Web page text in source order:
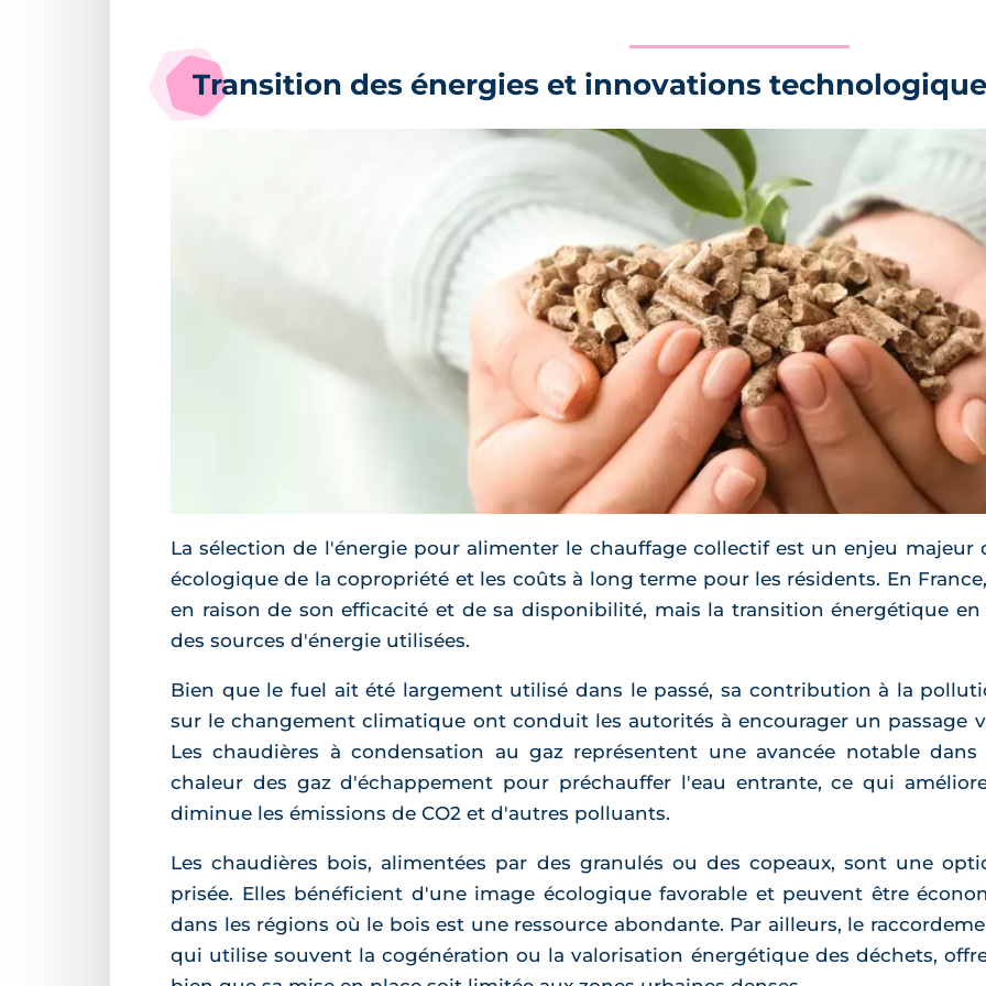
Transition des énergies et innovations
La sélection de l'énergie pour alimenter le chauffage collectif est un enjeu
écologique de la copropriété et les coûts à long terme pour les résidents. En
en raison de son efficacité et de sa disponibilité, mais la transition énergétique
des sources d'énergie utilisées.
Bien que le fuel ait été largement utilisé dans le passé, sa contribution à la
sur le changement climatique ont conduit les autorités à encourager un passage
Les chaudières à condensation au gaz représentent une avancée notable
chaleur des gaz d'échappement pour préchauffer l'eau entrante, ce qui
diminue les émissions de CO2 et d'autres polluants.
Les chaudières bois, alimentées par des granulés ou des copeaux, sont une
prisée. Elles bénéficient d'une image écologique favorable et peuvent être
dans les régions où le bois est une ressource abondante. Par ailleurs, le
qui utilise souvent la cogénération ou la valorisation énergétique des déchets,